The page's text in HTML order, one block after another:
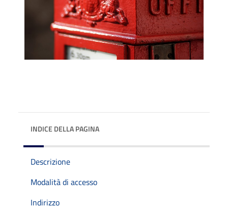
INDICE DELLA PAGINA
Descrizione
Modalità di accesso
Indirizzo